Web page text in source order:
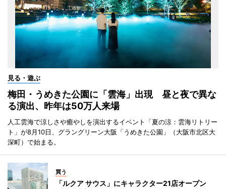
見る・遊ぶ
梅田・うめきた公園に「雲海」出現 昼と夜で異な
る演出、昨年は50万人来場
人工雲海で涼しさや癒やしを演出するイベント「夏の涼：雲海リトリー
ト」が8月10日、グラングリーン大阪「うめきた公園」（大阪市北区大
深町）で始まる。
買う
「ルクア サウス」にキャラクター21店オープン